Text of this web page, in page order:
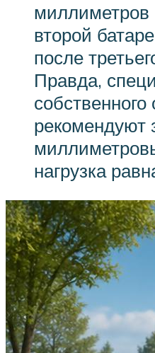
миллиметров
второй
после
Правда,
собственного
рекомендуют
нагрузка